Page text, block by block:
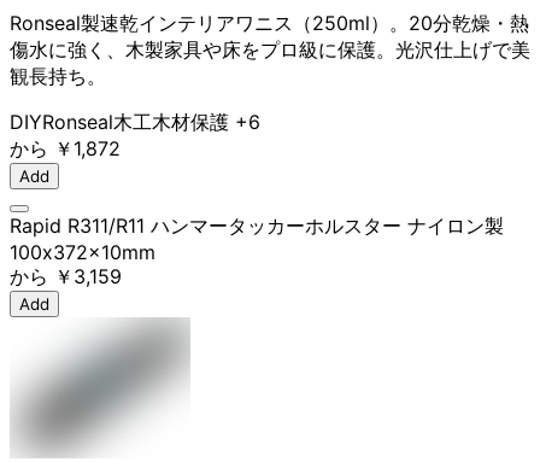
Ronseal製速乾インテリアワニス（250ml）。20分乾燥・熱
傷水に強く、木製家具や床をプロ級に保護。光沢仕上げで美
観長持ち。
DIYRonseal木工木材保護 +6
から ￥1,872
Add
Rapid R311/R11 ハンマータッカーホルスター ナイロン製
100x372x10mm
から ￥3,159
Add